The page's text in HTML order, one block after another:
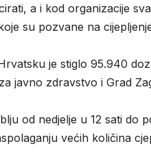
a i kod organizacije
su pozvane na
je stiglo 95.940
javno zdravstvo i Grad
od nedjelje u 12 sati do
većih količina